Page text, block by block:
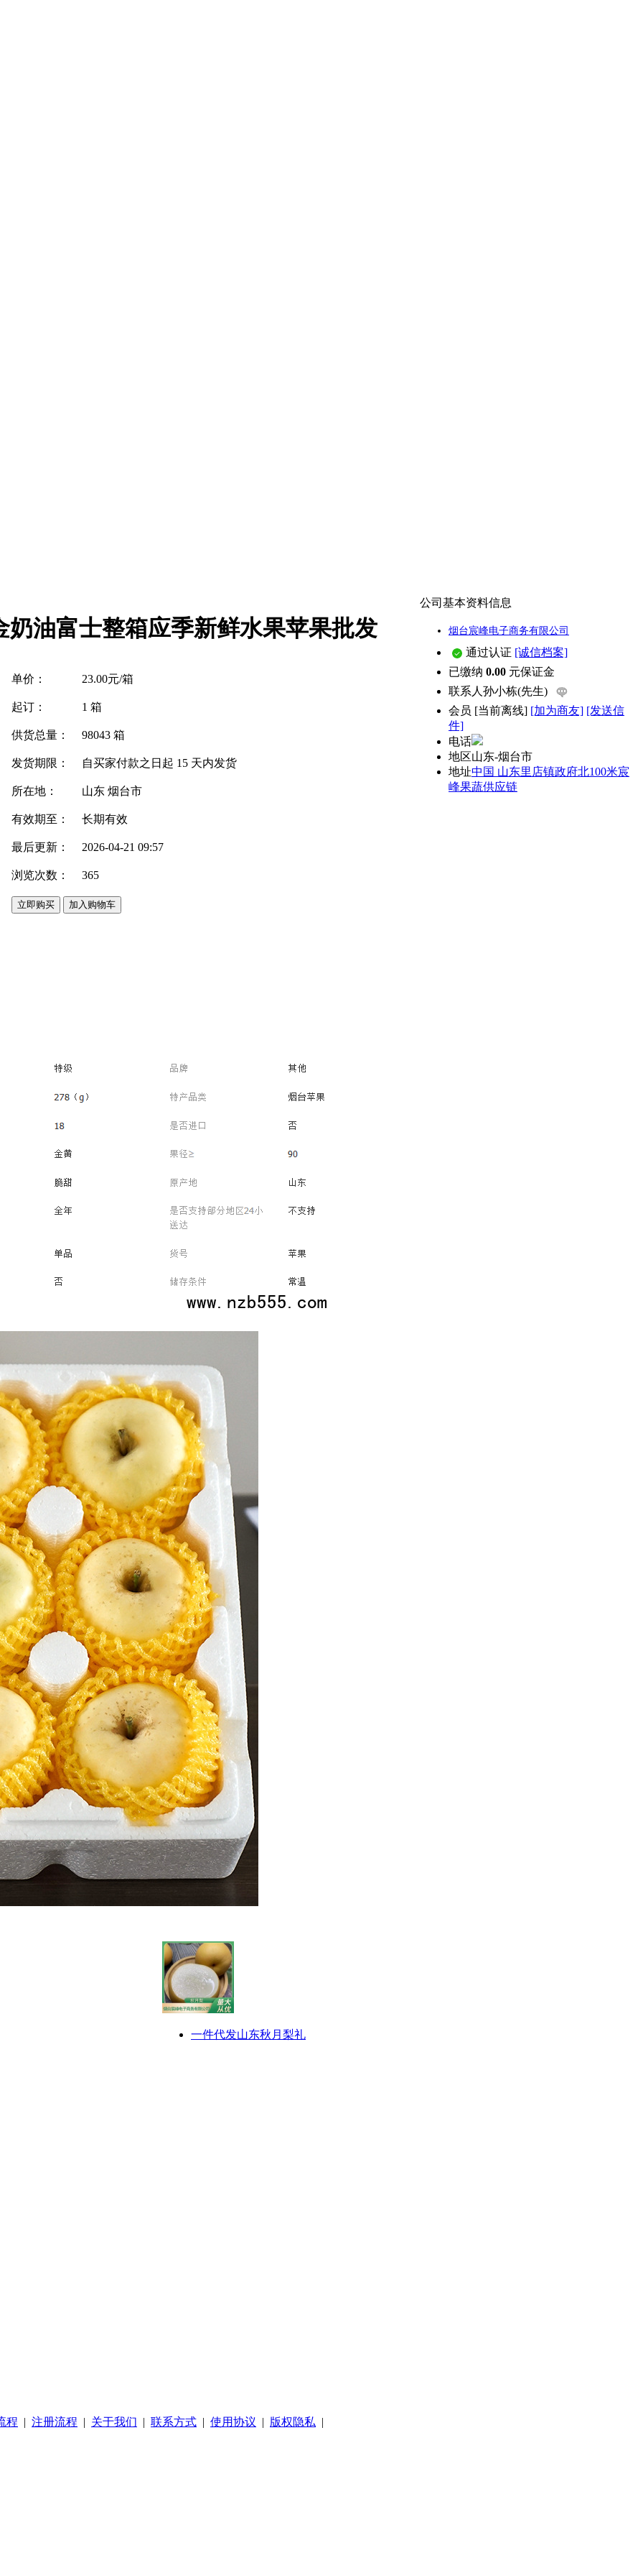
油富士整箱应季新鲜水果苹果批发
单价： 23.00元/箱
起订： 1 箱
供货总量： 98043 箱
发货期限： 自买家付款之日起 15 天内发货
所在地： 山东 烟台市
有效期至： 长期有效
最后更新： 2026-04-21 09:57
浏览次数： 365
公司基本资料信息
烟台宸峰电子商务有限公司
通过认证 [诚信档案]
已缴纳 0.00 元保证金
联系人 孙小栋(先生)
会员 [当前离线] [加为商友] [发送信
件]
电话
地区山东-烟台市
地址中国 山东里店镇政府北100米宸
峰果蔬供应链
一件代发山东秋月梨礼
程 | 注册流程 | 关于我们 | 联系方式 | 使用协议 | 版权隐私 |